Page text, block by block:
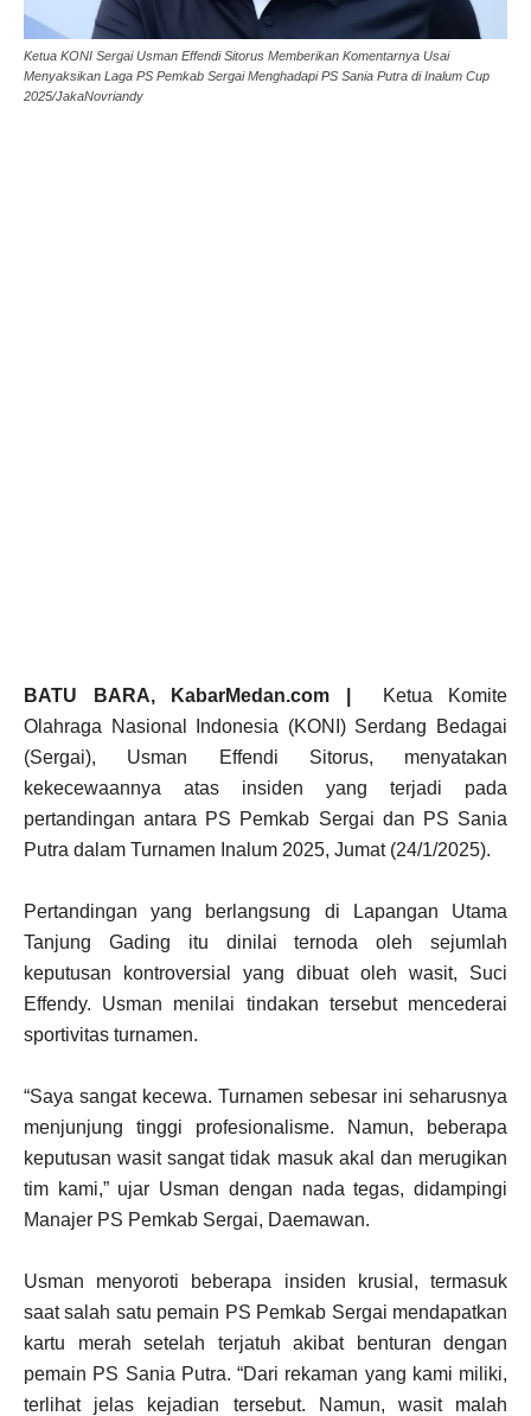
Ketua KONI Sergai Usman Effendi Sitorus Memberikan Komentarnya Usai
Menyaksikan Laga PS Pemkab Sergai Menghadapi PS Sania Putra di Inalum Cup
2025/JakaNovriandy
BATU BARA, KabarMedan.com |
Ketua Komite
Olahraga Nasional Indonesia (KONI) Serdang Bedagai
(Sergai), Usman Effendi Sitorus, menyatakan
kekecewaannya atas insiden yang terjadi pada
pertandingan antara PS Pemkab Sergai dan PS Sania
Putra dalam Turnamen Inalum 2025, Jumat (24/1/2025).
Pertandingan yang berlangsung di Lapangan Utama
Tanjung Gading itu dinilai ternoda oleh sejumlah
keputusan kontroversial yang dibuat oleh wasit, Suci
Effendy. Usman menilai tindakan tersebut mencederai
sportivitas turnamen.
“Saya sangat kecewa. Turnamen sebesar ini seharusnya
menjunjung tinggi profesionalisme. Namun, beberapa
keputusan wasit sangat tidak masuk akal dan merugikan
tim kami,” ujar Usman dengan nada tegas, didampingi
Manajer PS Pemkab Sergai, Daemawan.
Usman menyoroti beberapa insiden krusial, termasuk
saat salah satu pemain PS Pemkab Sergai mendapatkan
kartu merah setelah terjatuh akibat benturan dengan
pemain PS Sania Putra. “Dari rekaman yang kami miliki,
terlihat jelas kejadian tersebut. Namun, wasit malah